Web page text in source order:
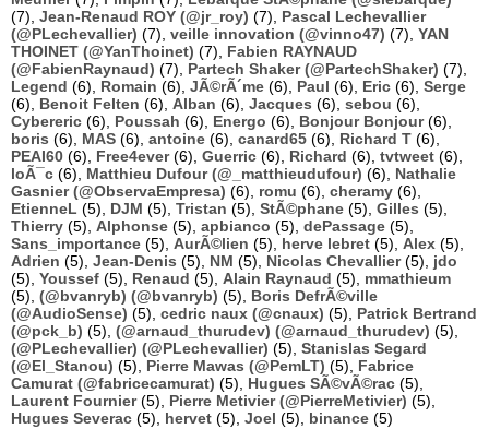
(7), Jean-Renaud ROY (@jr_roy) (7), Pascal Lechevallier
(@PLechevallier) (7), veille innovation (@vinno47) (7), YAN
THOINET (@YanThoinet) (7), Fabien RAYNAUD
(@FabienRaynaud) (7), Partech Shaker (@PartechShaker) (7),
Legend (6), Romain (6), JÃ©rÃ´me (6), Paul (6), Eric (6), Serge
(6), Benoit Felten (6), Alban (6), Jacques (6), sebou (6),
Cybereric (6), Poussah (6), Energo (6), Bonjour Bonjour(6),
boris (6), MAS (6), antoine (6), canard65 (6), Richard T (6),
PEAI60 (6), Free4ever(6), Guerric (6), Richard (6), tvtweet (6),
loÃ¯c (6), Matthieu Dufour (@_matthieudufour) (6), Nathalie
Gasnier (@ObservaEmpresa) (6), romu (6), cheramy (6),
EtienneL (5), DJM (5), Tristan (5), StÃ©phane (5), Gilles (5),
Thierry (5), Alphonse (5), apbianco (5), dePassage (5),
Sans_importance (5), AurÃ©lien (5), herve lebret (5), Alex (5),
Adrien (5), Jean-Denis (5), NM (5), Nicolas Chevallier(5), jdo
(5), Youssef (5), Renaud (5), Alain Raynaud (5), mmathieum
(5), (@bvanryb) (@bvanryb) (5), Boris DefrÃ©ville
(@AudioSense) (5), cedric naux (@cnaux) (5), Patrick Bertrand
(@pck_b) (5), (@arnaud_thurudev) (@arnaud_thurudev) (5),
(@PLechevallier) (@PLechevallier) (5), Stanislas Segard
(@El_Stanou) (5), Pierre Mawas (@PemLT) (5), Fabrice
Camurat (@fabricecamurat) (5), Hugues SÃ©vÃ©rac (5),
Laurent Fournier(5), Pierre Metivier (@PierreMetivier) (5),
Hugues Severac (5), hervet (5), Joel (5), binance (5)